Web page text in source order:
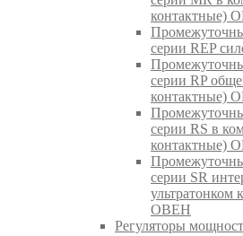
контактные)
серии REP
серии RP
контактные)
серии RS в
контактные)
серии SR
ультратонком
ОВЕН
Регуляторы